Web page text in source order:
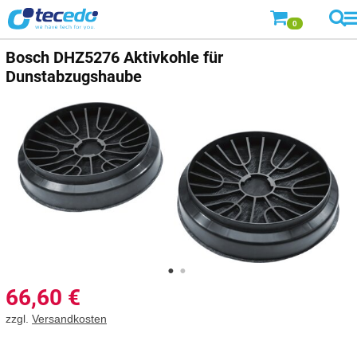
0
Bosch DHZ5276 Aktivkohle für
Dunstabzugshaube
66,60 €
zzgl. Versandkosten